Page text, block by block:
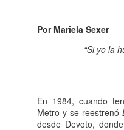
Por Mariela Sexer
“Si yo la
En 1984, cuando
Metro y se reestrenó
desde Devoto,